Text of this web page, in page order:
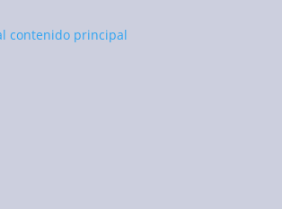
contenido principal